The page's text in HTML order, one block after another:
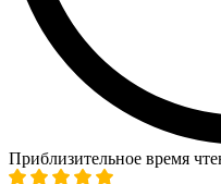
Приблизительное время